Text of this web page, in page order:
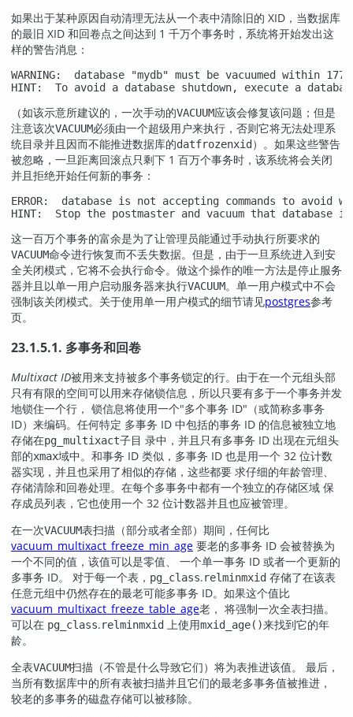
如果出于某种原因自动清理无法从一个表中清除旧的 XID，当数据库
的最旧 XID 和回卷点之间达到 1 千万个事务时，系统将开始发出这
样的警告消息：
WARNING:  database "mydb" must be vacuumed within
HINT:  To avoid a database shutdown, execute a
（如该示意所建议的，一次手动的VACUUM应该会修复该问题；但是
注意该次VACUUM必须由一个超级用户来执行，否则它将无法处理系
统目录并且因而不能推进数据库的datfrozenxid ）。如果这些警告
被忽略，一旦距离回滚点只剩下 1 百万个事务时，该系统将会关闭
并且拒绝开始任何新的事务：
ERROR:  database is not accepting commands to avoid
HINT:  Stop the postmaster and vacuum that database
这一百万个事务的富余是为了让管理员能通过手动执行所要求的
VACUUM命令进行恢复而不丢失数据。但是，由于一旦系统进入到安
全关闭模式，它将不会执行命令。做这个操作的唯一方法是停止服务
器并且以单一用户启动服务器来执行VACUUM。单一用户模式中不会
强制该关闭模式。关于使用单一用户模式的细节请见postgres参考
页。
23.1.5.1. 多事务和回卷
Multixact ID被用来支持被多个事务锁定的行。由于在一个元组头部
只有有限的空间可以用来存储锁信息，所以只要有多于一个事务并发
地锁住一个行， 锁信息将使用一个"多个事务 ID" （或简称多事务
ID）来编码。任何特定 多事务 ID 中包括的事务 ID 的信息被独立地
存储在pg_multixact子目 录中，并且只有多事务 ID 出现在元组头
部的xmax域中。和事务 ID 类似，多事务 ID 也是用一个 32 位计数
器实现，并且也采用了相似的存储，这些都要 求仔细的年龄管理、
存储清除和回卷处理。在每个多事务中都有一个独立的存储区域 保
存成员列表，它也使用一个 32 位计数器并且也应被管理。
在一次VACUUM表扫描（部分或者全部）期间，任何比
vacuum_multixact_freeze_min_age 要老的多事务 ID 会被替换为
一个不同的值，该值可以是零值、 一个单一事务 ID 或者一个更新的
多事务 ID。 对于每一个表， pg_class.relminmxid 存储了在该表
任意元组中仍然存在的最老可能多事务 ID。如果这个值比
vacuum_multixact_freeze_table_age老， 将强制一次全表扫描。
可以在 pg_class.relminmxid 上使用mxid_age()来找到它的年
龄。
全表VACUUM扫描（不管是什么导致它们）将为表推进该值。 最后，
当所有数据库中的所有表被扫描并且它们的最老多事务值被推进，
较老的多事务的磁盘存储可以被移除。